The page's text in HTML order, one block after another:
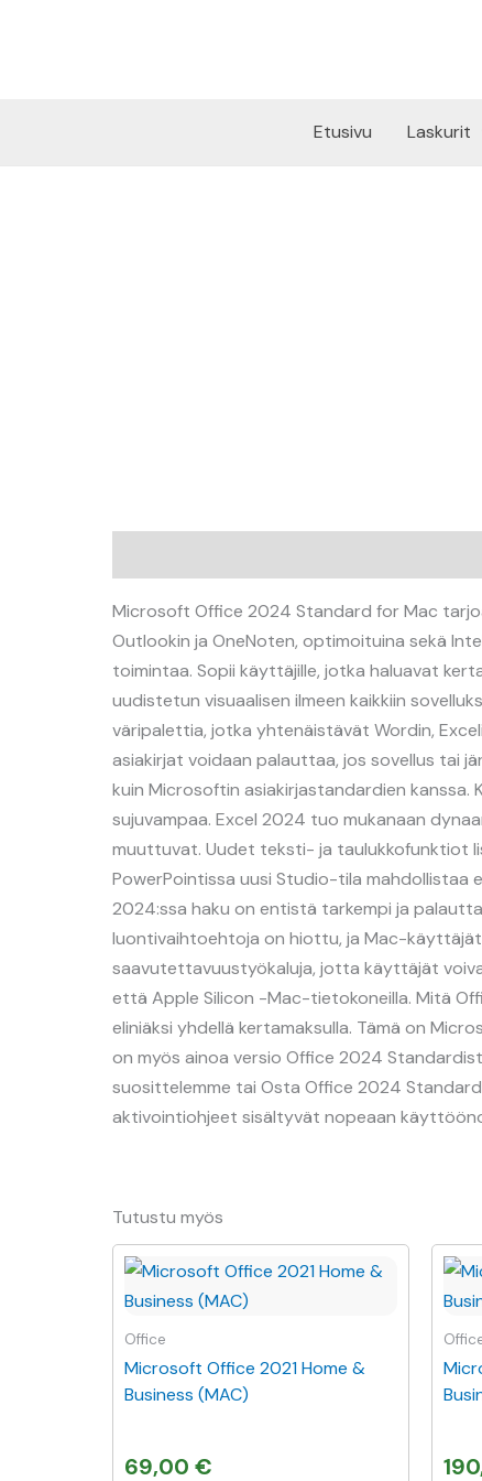
Etusivu Laskurit
Microsoft Office 2024 Standard for Mac
Outlookin ja OneNoten, optimoituina sekä
toimintaa. Sopii käyttäjille, jotka haluavat
uudistetun visuaalisen ilmeen kaikkiin
väripalettia, jotka yhtenäistävät Wordin,
asiakirjat voidaan palauttaa, jos sovellus tai
kuin Microsoftin asiakirjastandardien
sujuvampaa. Excel 2024 tuo mukanaan
muuttuvat. Uudet teksti- ja taulukkofunktiot
PowerPointissa uusi Studio-tila mahdollistaa
2024:ssa haku on entistä tarkempi ja
luontivaihtoehtoja on hiottu, ja Mac-käyttäjät
saavutettavuustyökaluja, jotta käyttäjät
että Apple Silicon -Mac-tietokoneilla. Mitä
eliniäksi yhdellä kertamaksulla. Tämä on
on myös ainoa versio Office 2024
suosittelemme tai Osta Office 2024
aktivointiohjeet sisältyvät nopeaan
Tutustu myös
Office
Microsoft Office 2021 Home &
Business (MAC)
69,00 €